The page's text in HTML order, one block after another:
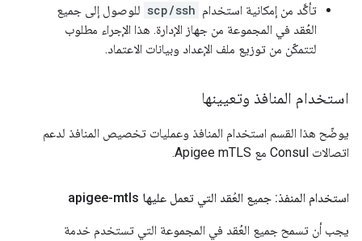
تأكَّد من إمكانية استخدام scp/ssh للوصول إلى جميع
العُقد في المجموعة من جهاز الإدارة. هذا الإجراء مطلوب
لتتمكّن من توزيع ملف الإعداد وبيانات الاعتماد.
استخدام المنافذ وتعيينها
يوضّح هذا القسم استخدام المنافذ وعمليات تخصيص المنافذ لدعم
اتصالات Consul مع Apigee mTLS.
استخدام المنفذ: جميع العُقد التي تعمل عليها apigee-mtls
يجب أن تسمح جميع العُقد في المجموعة التي تستخدم خدمة